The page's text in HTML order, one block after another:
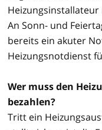
An Sonn- und
bereits ein akuter
Heizungsnotdienst
Wer muss den
bezahlen?
Tritt ein